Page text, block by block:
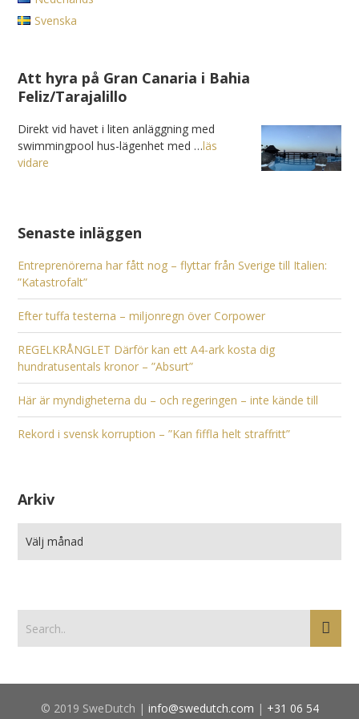
Svenska
Att hyra på Gran Canaria i Bahia
Feliz/Tarajalillo
Direkt vid havet i liten anläggning med
swimmingpool hus-lägenhet med …läs
vidare
Senaste inläggen
Entreprenörerna har fått nog – flyttar från Sverige till Italien:
”Katastrofalt”
Efter tuffa testerna – miljonregn över Corpower
REGELKRÅNGLET Därför kan ett A4-ark kosta dig
hundratusentals kronor – ”Absurt”
Här är myndigheterna du – och regeringen – inte kände till
Rekord i svensk korruption – ”Kan fiffla helt straffritt”
Arkiv
© 2019 SweDutch | info@swedutch.com | +31 06 54